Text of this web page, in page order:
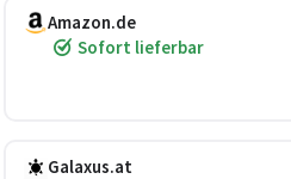
Amazon.de
Sofort lieferbar
Galaxus.at